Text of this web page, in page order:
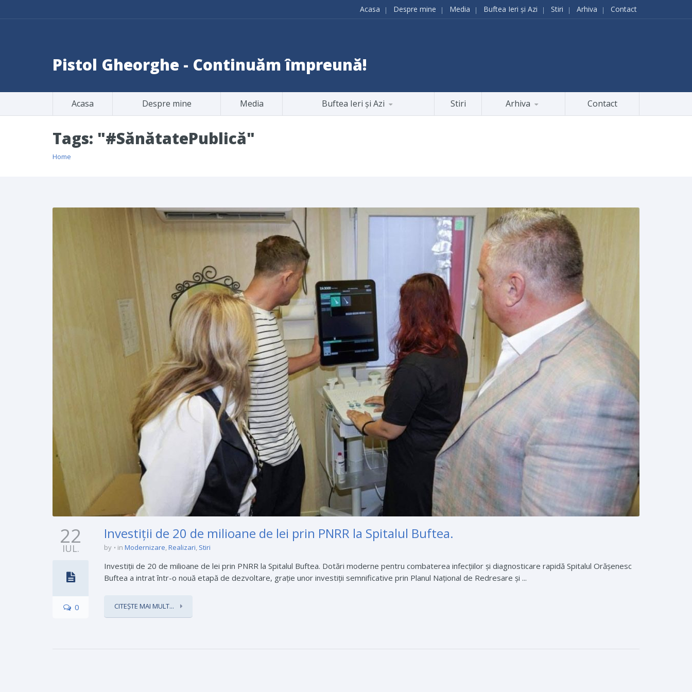
Acasa Despre mine Media Buftea Ieri și Azi Stiri Arhiva Contact
Pistol Gheorghe - Continuăm împreună!
Acasa Despre mine Media Buftea Ieri și Azi Stiri Arhiva Contact
Tags: "#SănătatePublică"
Home
22
IUL.
0
Investiții de 20 de milioane de lei prin PNRR la Spitalul Buftea.
by in Modernizare,Realizari, Stiri
Investiții de 20 de milioane de lei prin PNRR la Spitalul Buftea. Dotări moderne pentru combaterea infecțiilor și diagnosticare rapidă Spitalul Orășenesc
Buftea a intrat într-o nouă etapă de dezvoltare, grație unor investiții semnificative prin Planul Național de Redresare și ...
CITEȘTE MAI MULT...